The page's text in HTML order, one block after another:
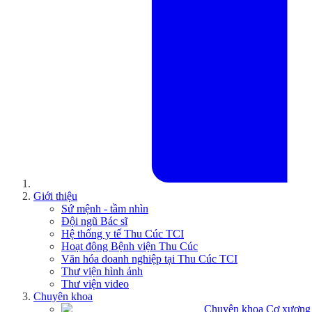
Giới thiệu
Sứ mệnh - tầm nhìn
Đội ngũ Bác sĩ
Hệ thống y tế Thu Cúc TCI
Hoạt động Bệnh viện Thu Cúc
Văn hóa doanh nghiệp tại Thu Cúc TCI
Thư viện hình ảnh
Thư viện video
Chuyên khoa
Chuyên khoa Cơ